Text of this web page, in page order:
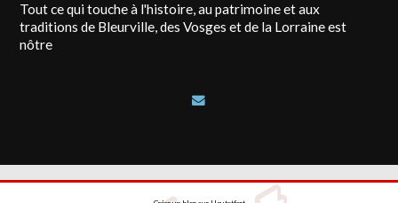
Tout ce qui touche à l'histoire, au patrimoine et aux
traditions de Bleurville, des Vosges et de la Lorraine est
nôtre